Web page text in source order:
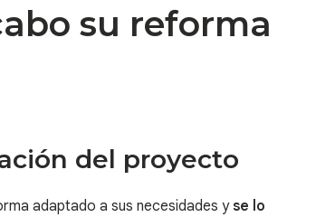
su reforma
del proyecto
adaptado a sus necesidades yse lo